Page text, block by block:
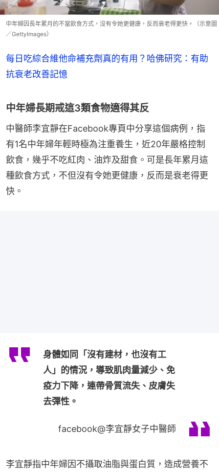
中年婦因長年累月的不當飲食方式，沒有令她更健康，反而衰老得更快。（示意圖
／GettyImages）
每日吃綜合維他命補充劑真的有用？哈佛研究：有助
抗衰老改善記憶
中年婦長期戒這3類食物適得其反
中醫師李宜靜在Facebook專頁中分享這個病例，指
有1名中年婦年輕時極為注重養生，近20年嚴格控制
飲食，幾乎不吃紅肉、油炸及甜食。可是長年累月這
種飲食方式，不但沒有令她更健康，反而是衰老得更
快。
身體如同「沒有建材，也沒有工
人」的情況，導致肌肉量減少、免
疫力下降，連帶骨質流失、皮膚失
去彈性。
facebook@李宜靜女子中醫師
李宜靜指中年婦因不攝取油脂與蛋白質，造成營養不